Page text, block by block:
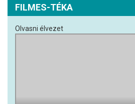
FILMES-TÉKA
Olvasni élvezet